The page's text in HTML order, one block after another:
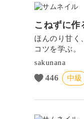
こねずに作
ほんのり甘く
コツを学ぶ。
sakunana
446 中級